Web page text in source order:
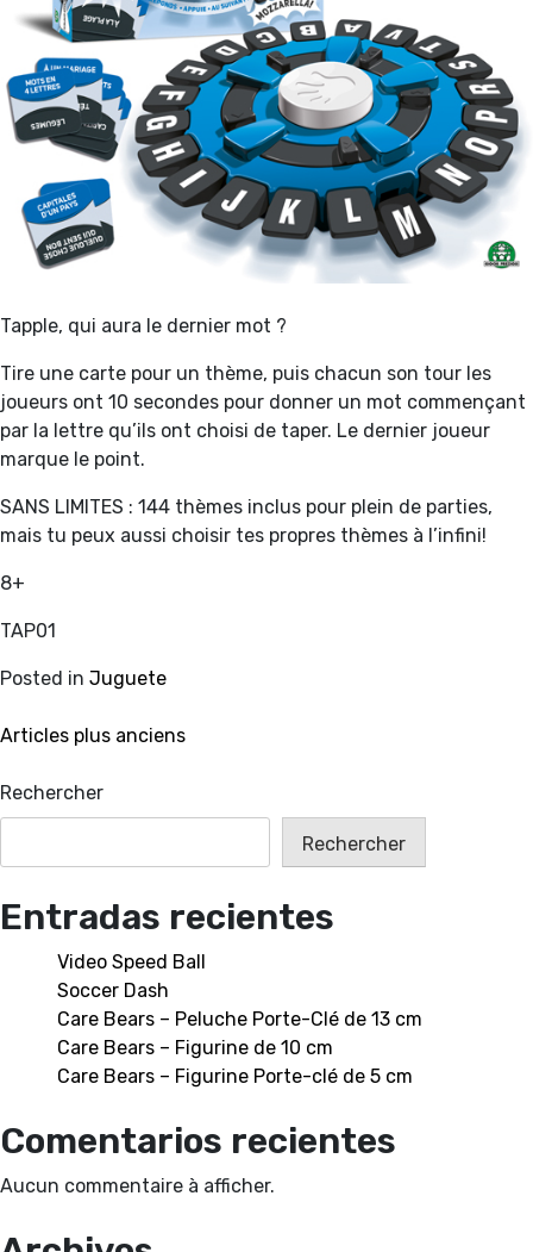
Tapple, qui aura le dernier mot ?
Tire une carte pour un thème, puis chacun son tour les
joueurs ont 10 secondes pour donner un mot commençant
par la lettre qu’ils ont choisi de taper. Le dernier joueur
marque le point.
SANS LIMITES : 144 thèmes inclus pour plein de parties,
mais tu peux aussi choisir tes propres thèmes à l’infini!
8+
TAP01
Posted in Juguete
Navigation
des
articles
Articles plus anciens
Rechercher
Rechercher
Entradas recientes
Video Speed Ball
Soccer Dash
Care Bears – Peluche Porte-Clé de 13 cm
Care Bears – Figurine de 10 cm
Care Bears – Figurine Porte-clé de 5 cm
Comentarios recientes
Aucun commentaire à afficher.